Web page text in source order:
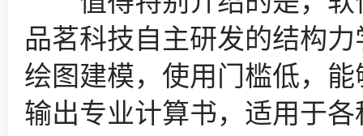
品茗科技自主研发的结构
绘图建模，使用门槛低，
输出专业计算书，适用于